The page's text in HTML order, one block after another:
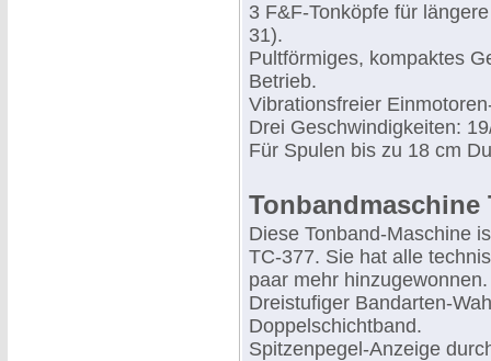
3 F&F-Tonköpfe für
31).
Pultförmiges, kompaktes
Betrieb.
Vibrationsfreier
Drei Geschwindigkeiten:
Für Spulen bis zu 18 cm
Tonbandmaschine
Diese Tonband-Maschine
TC-377. Sie hat alle
paar mehr
Dreistufiger Bandarten-
Doppelschichtband.
Spitzenpegel-Anzeige